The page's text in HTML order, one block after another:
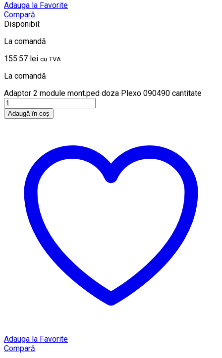
Adauga la Favorite
Compară
Disponibil:
La comandă
155.57 lei cu TVA
La comandă
Adaptor 2 module mont.ped doza Plexo 090490 cantitate
Adaugă în coș
Adauga la Favorite
Compară